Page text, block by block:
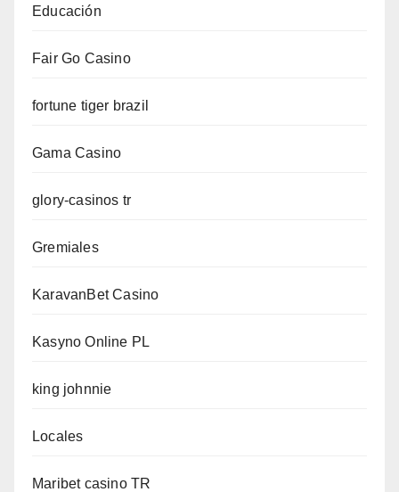
Educación
Fair Go Casino
fortune tiger brazil
Gama Casino
glory-casinos tr
Gremiales
KaravanBet Casino
Kasyno Online PL
king johnnie
Locales
Maribet casino TR